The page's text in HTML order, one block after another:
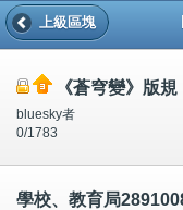
上級區塊
《蒼穹變》版規
bluesky者
0/1783